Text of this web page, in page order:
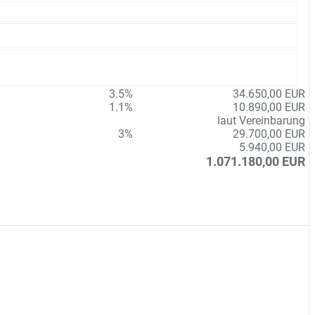
3.5%
34.650,00 EUR
1.1%
10.890,00 EUR
laut Vereinbarung
3%
29.700,00 EUR
5.940,00 EUR
1.071.180,00 EUR